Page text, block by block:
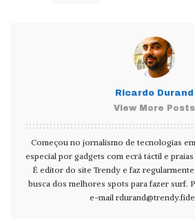
Ricardo Durand
View More Posts
Começou no jornalismo de tecnologias
especial por gadgets com ecrã táctil e
É editor do site Trendy e faz
busca dos melhores spots para fazer surf.
e-mail